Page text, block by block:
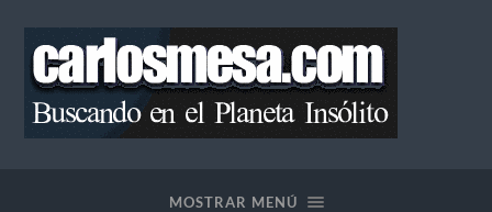
MOSTRAR MENÚ